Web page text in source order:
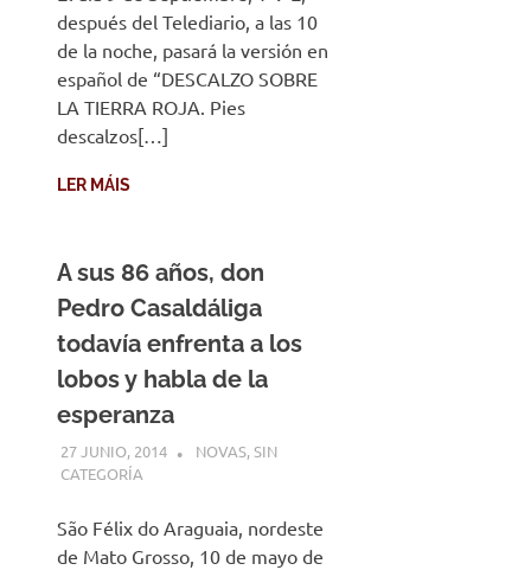
después del Telediario, a las 10
de la noche, pasará la versión en
español de “DESCALZO SOBRE
LA TIERRA ROJA. Pies
descalzos[…]
LER MÁIS
A sus 86 años, don
Pedro Casaldáliga
todavía enfrenta a los
lobos y habla de la
esperanza
27 JUNIO, 2014 DESARROLLO
NOVAS,SIN
CATEGORÍA
São Félix do Araguaia, nordeste
de Mato Grosso, 10 de mayo de